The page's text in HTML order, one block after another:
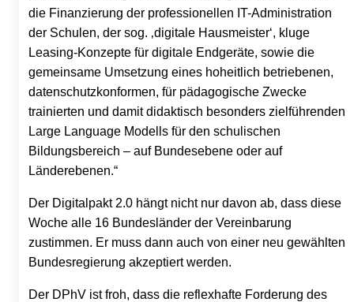
die Finanzierung der professionellen IT-Administration
der Schulen, der sog. ‚digitale Hausmeister‘, kluge
Leasing-Konzepte für digitale Endgeräte, sowie die
gemeinsame Umsetzung eines hoheitlich betriebenen,
datenschutzkonformen, für pädagogische Zwecke
trainierten und damit didaktisch besonders zielführenden
Large Language Modells für den schulischen
Bildungsbereich – auf Bundesebene oder auf
Länderebenen.“
Der Digitalpakt 2.0 hängt nicht nur davon ab, dass diese
Woche alle 16 Bundesländer der Vereinbarung
zustimmen. Er muss dann auch von einer neu gewählten
Bundesregierung akzeptiert werden.
Der DPhV ist froh, dass die reflexhafte Forderung des